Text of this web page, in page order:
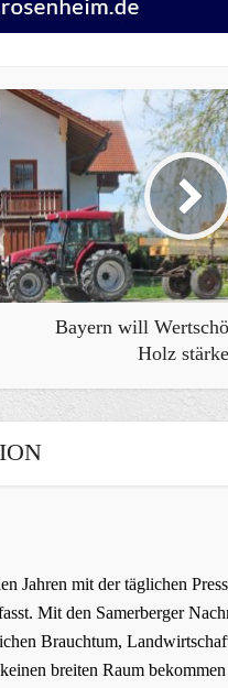
Bayern will
Holz
Jahren mit der täglichen
Mit den Samerberger
Brauchtum,
breiten Raum